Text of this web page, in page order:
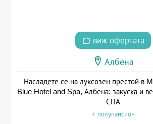
виж офертата
Албена
Насладете се на луксозен престой в
Blue Hotel and Spa, Албена: закуска и
СПА
+ полупансион